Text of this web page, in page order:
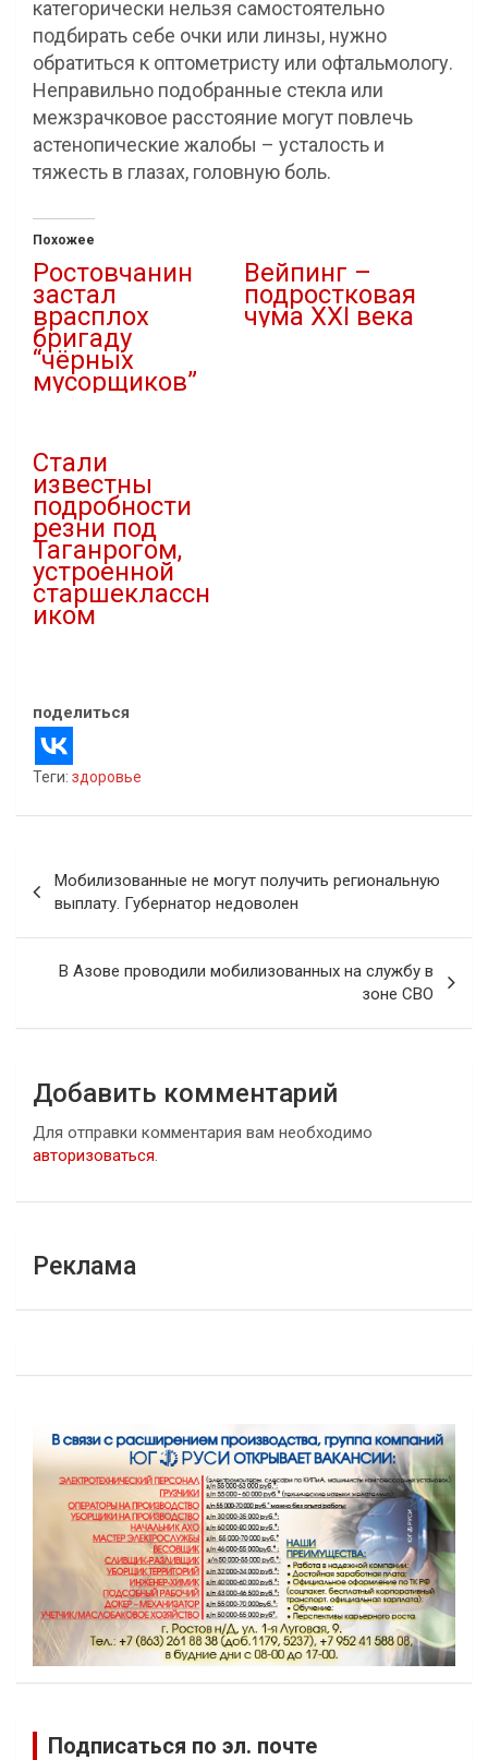
категорически нельзя самостоятельно
подбирать себе очки или линзы, нужно
обратиться к оптометристу или офтальмологу.
Неправильно подобранные стекла или
межзрачковое расстояние могут повлечь
астенопические жалобы – усталость и
тяжесть в глазах, головную боль.
Похожее
Ростовчанин
застал
врасплох
бригаду
“чёрных
мусорщиков”
Вейпинг –
подростковая
чума XXI века
Стали
известны
подробности
резни под
Таганрогом,
устроенной
старшеклассн
иком
поделиться
Теги: здоровье
по
записям
Мобилизованные не могут получить региональную
выплату. Губернатор недоволен
В Азове проводили мобилизованных на службу в
зоне СВО
Добавить комментарий
Для отправки комментария вам необходимо
авторизоваться.
Реклама
Подписаться по эл. почте